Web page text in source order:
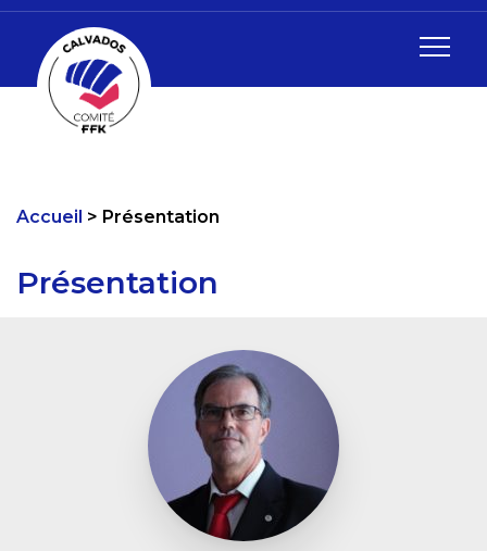
Accueil Présentation
Présentation